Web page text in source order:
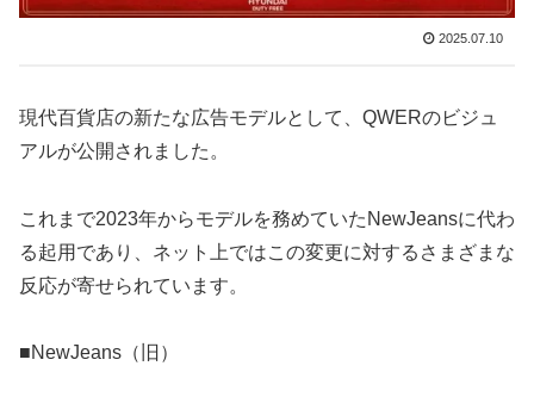
2025.07.10
現代百貨店の新たな広告モデルとして、QWERのビジュ
アルが公開されました。
これまで2023年からモデルを務めていたNewJeansに代わ
る起用であり、ネット上ではこの変更に対するさまざまな
反応が寄せられています。
■NewJeans（旧）